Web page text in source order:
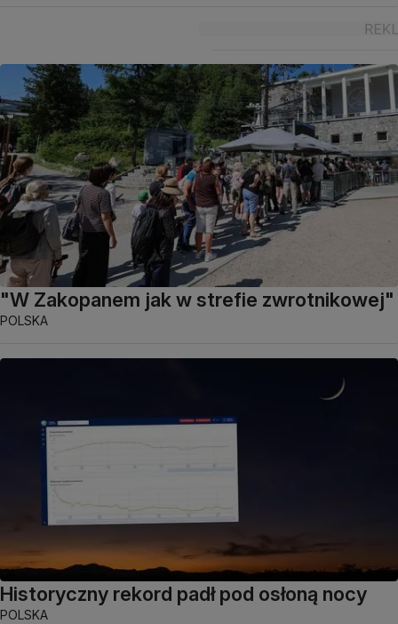
"W Zakopanem jak w strefie zwrotnikowej"
POLSKA
Historyczny rekord padł pod osłoną nocy
POLSKA